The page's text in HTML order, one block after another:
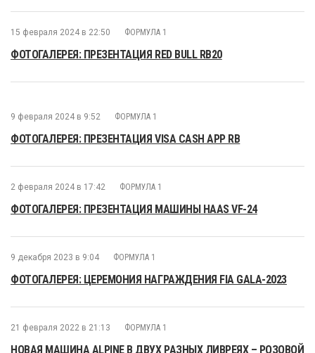
15 февраля 2024 в 22:50 ФОРМУЛА 1
ФОТОГАЛЕРЕЯ: ПРЕЗЕНТАЦИЯ RED BULL RB20
9 февраля 2024 в 9:52 ФОРМУЛА 1
ФОТОГАЛЕРЕЯ: ПРЕЗЕНТАЦИЯ VISA CASH APP RB
2 февраля 2024 в 17:42 ФОРМУЛА 1
ФОТОГАЛЕРЕЯ: ПРЕЗЕНТАЦИЯ МАШИНЫ HAAS VF-24
9 декабря 2023 в 9:04 ФОРМУЛА 1
ФОТОГАЛЕРЕЯ: ЦЕРЕМОНИЯ НАГРАЖДЕНИЯ FIA GALA-2023
21 февраля 2022 в 21:13 ФОРМУЛА 1
НОВАЯ МАШИНА ALPINE В ДВУХ РАЗНЫХ ЛИВРЕЯХ – РОЗОВОЙ